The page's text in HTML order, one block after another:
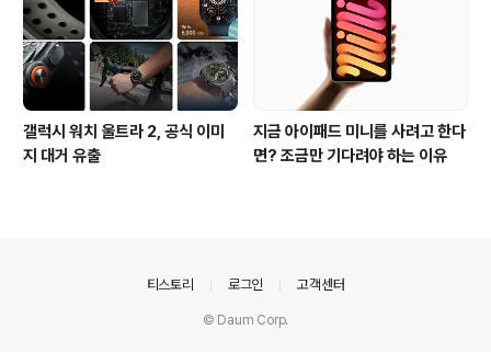
갤럭시 워치 울트라 2, 공식 이미
지 대거 유출
지금 아이패드 미니를 사려고 한다
면? 조금만 기다려야 하는 이유
티스토리 로그인 고객센터
© Daum Corp.